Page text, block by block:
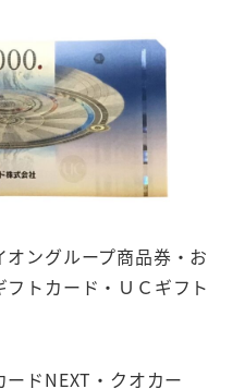
ングループ商品券・お
トカード・ＵＣギフト
ドNEXT・クオカー